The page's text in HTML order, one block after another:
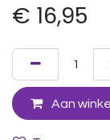
€ 16,95
Aan